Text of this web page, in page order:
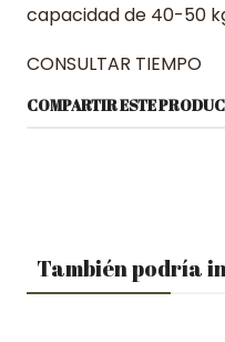
capacidad de 40-50
CONSULTAR TIEMPO
COMPARTIR ESTE
También podría